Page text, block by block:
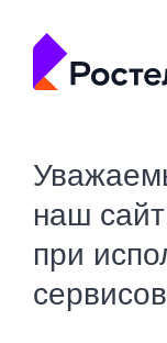
наш
при
сервисов